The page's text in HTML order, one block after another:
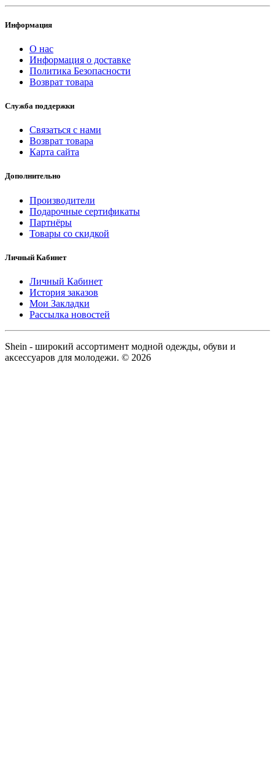
Информация
О нас
Информация о доставке
Политика Безопасности
Возврат товара
Служба поддержки
Связаться с нами
Возврат товара
Карта сайта
Дополнительно
Производители
Подарочные сертификаты
Партнёры
Товары со скидкой
Личный Кабинет
Личный Кабинет
История заказов
Мои Закладки
Рассылка новостей
Shein - широкий ассортимент модной одежды, обуви и
аксессуаров для молодежи. © 2026